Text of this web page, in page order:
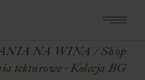
NA WINA
Shop
tekturowe - Kolecja BG